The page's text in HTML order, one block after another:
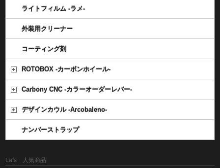
ライトフィルム -ラメ-
外装用クリーナー
コーティング剤
ROTOBOX -カーボンホイール-
Carbony CNC -カラーオーダーレバー-
デザインカウル -Arcobaleno-
ナンバーストラップ
Lafs 人気商品